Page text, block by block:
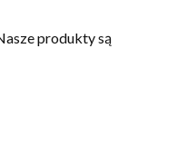
produkty są